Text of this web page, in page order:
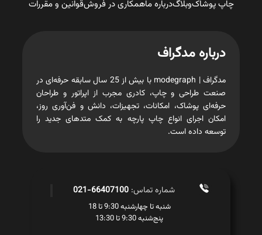
چاپ پوشاکوبلاگدرباره ماهمکاری در فروشقوانین و مقررات
درباره مدگراف
مدگراف | modegraph با بیش از 25 سال سابقه حرفه‌ای در
صنعت طراحی و چاپ، کادری مجرب از اپراتور و طراحان
حرفه‌ای پوشاک، امکانات، تجهیزات، دانش و فن‌آوری روز،
امکان اجرای انواع چاپ پارچه به کمک متدهای جدید را
توسعه داده است.
شماره تماس:66407100-021
شنبه تا چهارشنبه 9:30 تا 18
پنج‌شنبه 9:30 تا 13:30